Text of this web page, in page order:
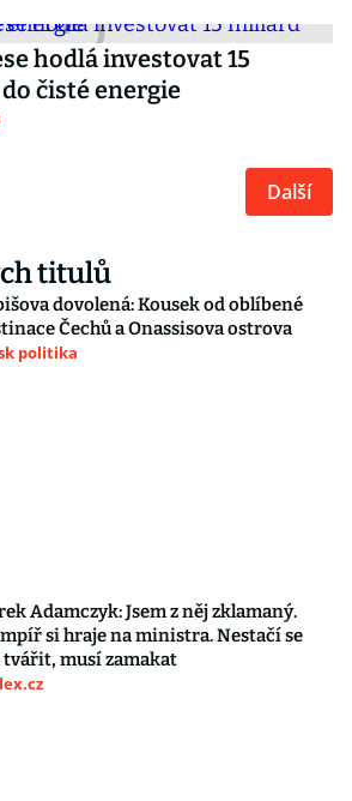
hodlá investovat 15
čisté energie
Další
titulů
dovolená: Kousek od oblíbené
Čechů a Onassisova ostrova
politika
Adamczyk: Jsem z něj zklamaný.
si hraje na ministra. Nestačí se
musí zamakat